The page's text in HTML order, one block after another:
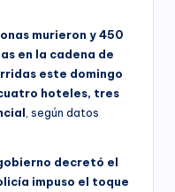
murieron y 450
en la cadena de
este domingo
hoteles, tres
, según datos
decretó el
impuso el toque